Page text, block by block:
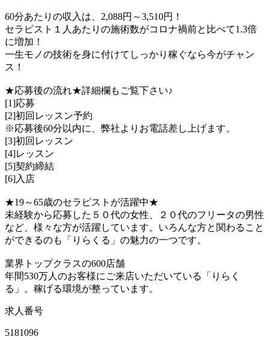
60分あたりの収入は、2,088円～3,510円！
セラピスト１人あたりの施術数がコロナ禍前と比べて1.3倍
に増加！
一生モノの技術を身に付けてしっかり稼ぐなら今がチャン
ス！
★応募後の流れ★詳細欄もご覧下さい♪
[1]応募
[2]初回レッスン予約
※応募後60分以内に、弊社よりお電話差し上げます。
[3]初回レッスン
[4]レッスン
[5]契約締結
[6]入店
★19～65歳のセラピストが活躍中★
未経験から応募した５０代の女性、２０代のフリータの男性
など、様々な方が活躍しています。いろんな方と関わること
ができるのも「りらくる」の魅力の一つです。
業界トップクラスの600店舗
年間530万人のお客様にご来店いただいている「りらく
る」。稼げる環境が整っています。
求人番号
5181096